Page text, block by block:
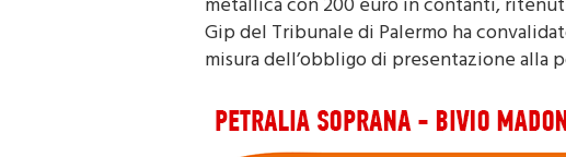
metallica con 200 euro in contanti,
Gip del Tribunale di Palermo ha
misura dell’obbligo di presentazione alla